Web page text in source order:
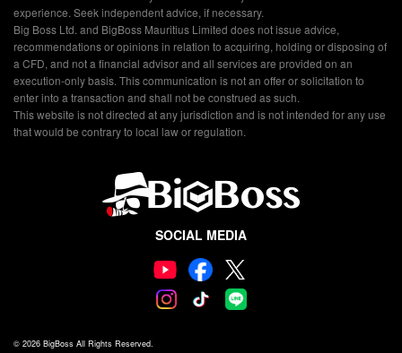
experience. Seek independent advice, if necessary.
Big Boss Ltd. and BigBoss Mauritius Limited does not issue advice,
recommendations or opinions in relation to acquiring, holding or disposing of
a CFD, and not a financial advisor and all services are provided on an
execution-only basis. This communication is not an offer or solicitation to
enter into a transaction and shall not be construed as such.
This website is not directed at any jurisdiction and is not intended for any use
that would be contrary to local law or regulation.
SOCIAL MEDIA
© 2026 BigBoss All Rights Reserved.